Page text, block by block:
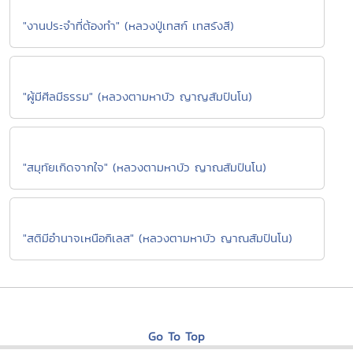
"งานประจำที่ต้องทำ" (หลวงปู่เทสก์ เทสรังสี)
"ผู้มีศีลมีธรรม" (หลวงตามหาบัว ญาญสัมปันโน)
"สมุทัยเกิดจากใจ" (หลวงตามหาบัว ญาณสัมปันโน)
"สติมีอำนาจเหนือกิเลส" (หลวงตามหาบัว ญาณสัมปันโน)
Go To Top